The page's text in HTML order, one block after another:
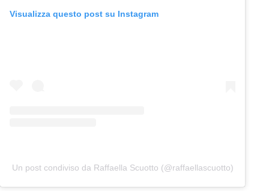
Visualizza questo post su Instagram
Un post condiviso da Raffaella Scuotto (@raffaellascuotto)